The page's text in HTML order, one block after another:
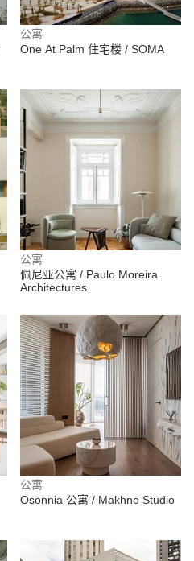
公寓
One At Palm 住宅楼 / SOMA
公寓
佩尼亚公寓 / Paulo Moreira
Architectures
公寓
Osonnia 公寓 / Makhno Studio